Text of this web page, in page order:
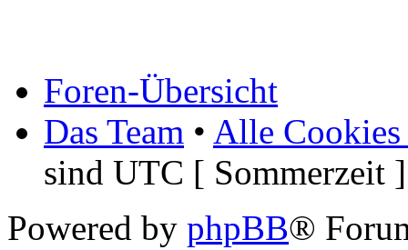
Foren-Übersicht
Das Team • Alle Cookies
sind UTC [ Sommerzeit ]
Powered by phpBB®